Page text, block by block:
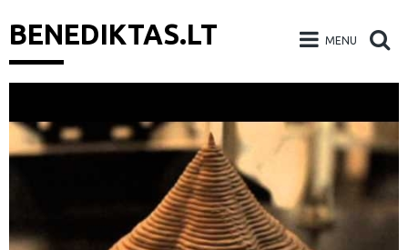
BENEDIKTAS.LT MENU
to
content